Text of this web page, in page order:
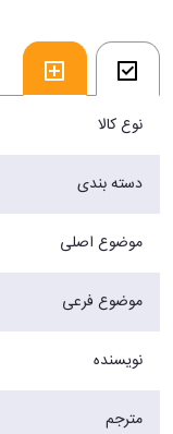
دو داستان از دوره‌ی دوم.
فروشگاه اینترنتی 30بوک
نوع کالا
دسته بندی
موضوع اصلی
موضوع فرعی
نویسنده
مترجم